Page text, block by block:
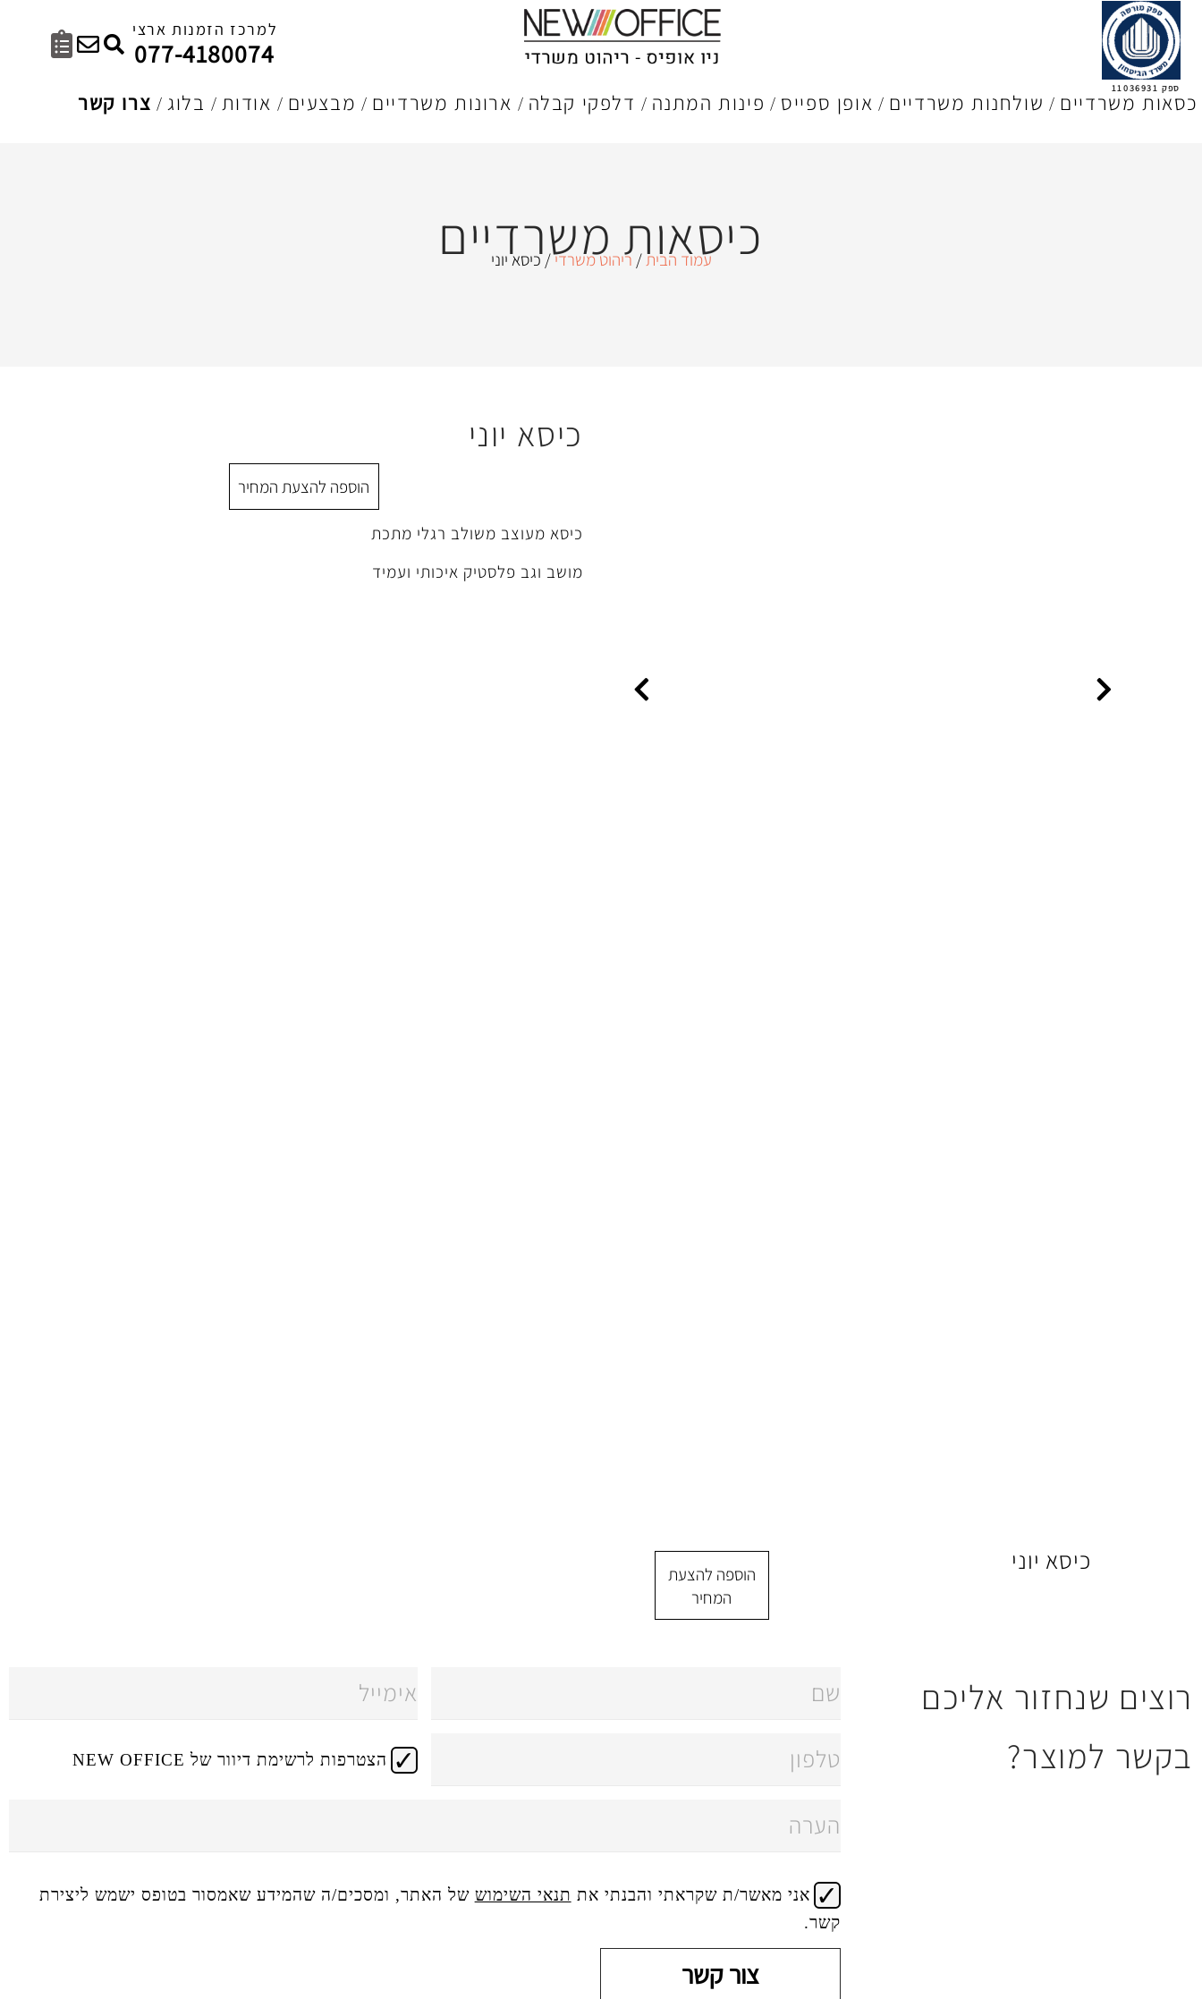
ספק 11036931
למרכז הזמנות ארצי
077-4180074
כסאות משרדיים שולחנות משרדיים אופן ספייס פינות המתנה דלפקי קבלה ארונות משרדיים מבצעים אודות בלוג צרו קשר
כיסאות משרדיים
עמוד הבית / ריהוט משרדי/ כיסא יוני
כיסא יוני
הוספה להצעת
המחיר
כיסא יוני
הוספה להצעת המחיר
כיסא מעוצב משולב רגלי מתכת
מושב וגב פלסטיק איכותי ועמיד
רוצים שנחזור אליכם
בקשר למוצר?
הצטרפות לרשימת דיוור של NEW OFFICE
אני מאשר/ת שקראתי והבנתי את תנאי השימוש של האתר, ומסכים/ה שהמידע שאמסור בטופס ישמש ליצירת
קשר.
צור קשר